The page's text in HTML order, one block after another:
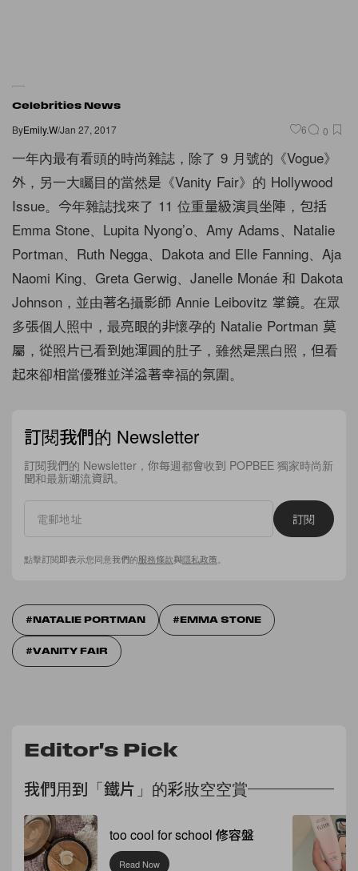
Celebrities News
ByEmily.W/Jan 27, 2017 6 0
一年內最有看頭的時尚雜誌，除了 9 月號的《Vogue》
外，另一大矚目的當然是《Vanity Fair》的 Hollywood
Issue。今年雜誌找來了 11 位重量級演員坐陣，包括
Emma Stone、Lupita Nyong’o、Amy Adams、Natalie
Portman、Ruth Negga、Dakota and Elle Fanning、Aja
Naomi King、Greta Gerwig、Janelle Monáe 和 Dakota
Johnson，並由著名攝影師 Annie Leibovitz 掌鏡。在眾
多張個人照中，最亮眼的非懷孕的 Natalie Portman 莫
屬，從照片已看到她渾圓的肚子，雖然是黑白照，但看
起來卻相當優雅並洋溢著幸福的氛圍。
訂閱我們的 Newsletter
訂閱我們的 Newsletter，你每週都會收到 POPBEE 獨家時尚新
聞和最新潮流資訊。
訂閱
點擊訂閱即表示您同意我們的服務條款與隱私政策
NATALIE PORTMAN EMMA STONE
VANITY FAIR
Editor's Pick
我們用到「鐵片」的彩妝空空賞
too cool for school 修容盤
Read Now